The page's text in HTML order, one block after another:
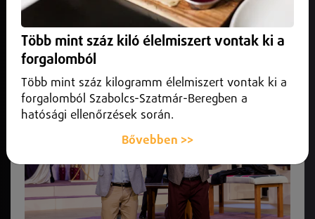
2025. március 14. Programajánló
Áprilisban izgalmas színházi bemutatókkal készül a Móricz
Több mint száz kiló élelmiszert vontak ki a
forgalomból
Több mint száz kilogramm élelmiszert vontak ki a
forgalomból Szabolcs-Szatmár-Beregben a
hatósági ellenőrzések során.
Bővebben >>